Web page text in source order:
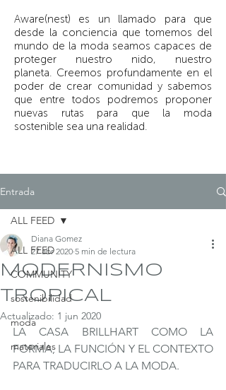
Aware(nest) es un llamado para que
desde la conciencia que tomemos del
mundo de la moda seamos capaces de
proteger nuestro nido, nuestro
planeta. Creemos profundamente en el
poder de crear comunidad y sabemos
que entre todos podremos proponer
nuevas rutas para que la moda
sostenible sea una realidad.
Entrada
ALL FEED
COMMUNITY
sostenibilidad
moda
materiales
ALL FEED
MODERNISMO
TROPICAL
Diana Gomez
27 abr 2020 5 min de lectura
Actualizado: 1 jun 2020
LA CASA BRILLHART COMO LA
FORMA, LA FUNCIÓN Y EL CONTEXTO
PARA TRADUCIRLO A LA MODA.